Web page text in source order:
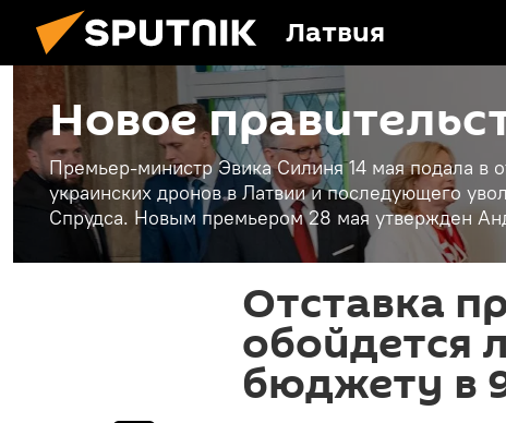
Латвия
Новое
Премьер-министр Эвика Силиня 14 мая подала в
украинских дронов в Латвии и последующего
Спрудса. Новым премьером 28 мая утвержден
Отставка
обойдется
бюджету в